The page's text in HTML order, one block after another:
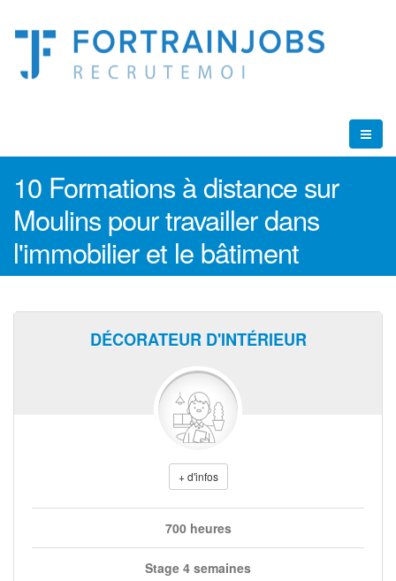
10 Formations à distance sur
Moulins pour travailler dans
l'immobilier et le bâtiment
DÉCORATEUR D'INTÉRIEUR
+ d'infos
700 heures
Stage 4 semaines